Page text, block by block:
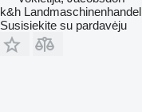
k&h Landmaschinenhandel
Susisiekite su pardavėju